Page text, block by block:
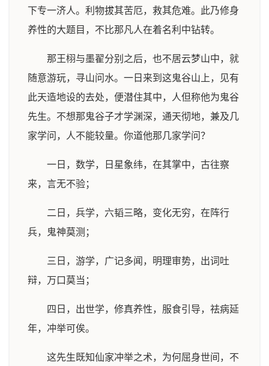
下专一济人。利物拔其苦厄，救其危难。此乃修身
养性的大题目，不比那凡人在着名利中钻转。
那王栩与墨翟分别之后，也不居云梦山中，就
随意游玩，寻山问水。一日来到这鬼谷山上，见有
此天造地设的去处，便潜住其中，人但称他为鬼谷
先生。不想那鬼谷子才学渊深，通天彻地，兼及几
家学问，人不能较量。你道他那几家学问？
一日，数学，日星象纬，在其掌中，古往察
来，言无不验；
二日，兵学，六韬三略，变化无穷，在阵行
兵，鬼神莫测；
三日，游学，广记多闻，明理审势，出词吐
辩，万口莫当；
四日，出世学，修真养性，服食引导，祛病延
年，冲举可俟。
这先生既知仙家冲举之术，为何屈身世间，不